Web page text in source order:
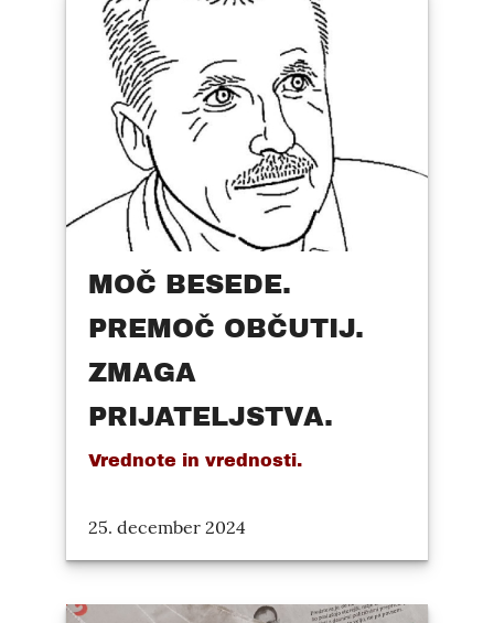
MOČ BESEDE.
PREMOČ OBČUTIJ.
ZMAGA
PRIJATELJSTVA.
Vrednote in vrednosti.
25. december 2024